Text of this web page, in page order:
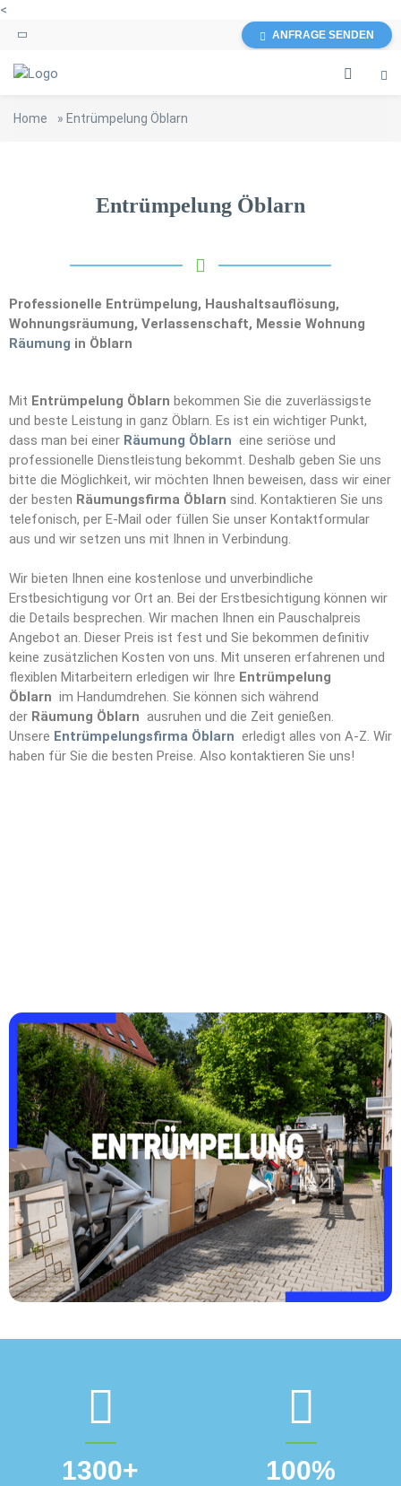
<
ANFRAGE SENDEN
Home » Entrümpelung Öblarn
Entrümpelung Öblarn
Professionelle Entrümpelung, Haushaltsauflösung,
Wohnungsräumung, Verlassenschaft, Messie Wohnung
Räumung in Öblarn
Mit Entrümpelung Öblarn bekommen Sie die zuverlässigste
und beste Leistung in ganz Öblarn. Es ist ein wichtiger Punkt,
dass man bei einer Räumung Öblarn eine seriöse und
professionelle Dienstleistung bekommt. Deshalb geben Sie uns
bitte die Möglichkeit, wir möchten Ihnen beweisen, dass wir einer
der besten Räumungsfirma Öblarn sind. Kontaktieren Sie uns
telefonisch, per E-Mail oder füllen Sie unser Kontaktformular
aus und wir setzen uns mit Ihnen in Verbindung.
Wir bieten Ihnen eine kostenlose und unverbindliche
Erstbesichtigung vor Ort an. Bei der Erstbesichtigung können wir
die Details besprechen. Wir machen Ihnen ein Pauschalpreis
Angebot an. Dieser Preis ist fest und Sie bekommen definitiv
keine zusätzlichen Kosten von uns. Mit unseren erfahrenen und
flexiblen Mitarbeitern erledigen wir Ihre Entrümpelung
Öblarn im Handumdrehen. Sie können sich während
der Räumung Öblarn ausruhen und die Zeit genießen.
Unsere Entrümpelungsfirma Öblarn erledigt alles von A-Z. Wir
haben für Sie die besten Preise. Also kontaktieren Sie uns!
1300+ 100%